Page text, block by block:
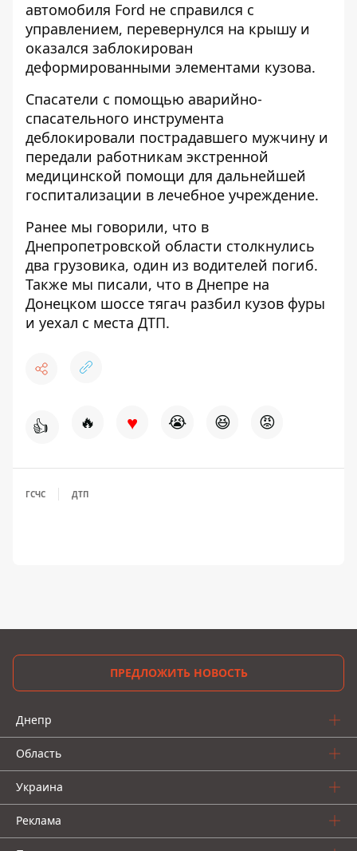
автомобиля Ford не справился с
управлением, перевернулся на крышу и
оказался заблокирован
деформированными элементами кузова.
Спасатели с помощью аварийно-
спасательного инструмента
деблокировали пострадавшего мужчину и
передали работникам экстренной
медицинской помощи для дальнейшей
госпитализации в лечебное учреждение.
Ранее мы говорили, что в
Днепропетровской области столкнулись
два грузовика, один из водителей погиб.
Также мы писали, что в Днепре на
Донецком шоссе тягач разбил кузов фуры
и уехал с места ДТП.
👍 🔥 ♥ 😭 😆 😡
ГСЧС ДТП
ПРЕДЛОЖИТЬ НОВОСТЬ
Днепр
Область
Украина
Реклама